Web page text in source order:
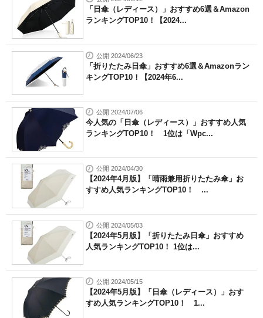
「日傘（レディース）」おすすめ6選＆Amazon
ランキングTOP10！【2024...
公開 2024/06/23
「折りたたみ日傘」おすすめ6選＆Amazonラン
キングTOP10！【2024年6...
公開 2024/07/06
今人気の「日傘（レディース）」おすすめ人気
ランキングTOP10！ 1位は「Wpc...
公開 2024/04/30
【2024年4月版】「晴雨兼用折りたたみ傘」お
すすめ人気ランキングTOP10！ ...
公開 2024/05/03
【2024年5月版】「折りたたみ日傘」おすすめ
人気ランキングTOP10！ 1位は...
公開 2024/05/15
【2024年5月版】「日傘（レディース）」おす
すめ人気ランキングTOP10！ 1...